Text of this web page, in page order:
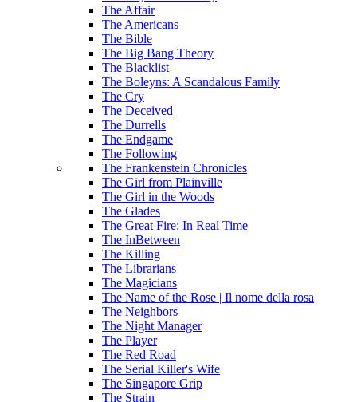
The Affair
The Americans
The Bible
The Big Bang Theory
The Blacklist
The Boleyns: A Scandalous Family
The Cry
The Deceived
The Durrells
The Endgame
The Following
The Frankenstein Chronicles
The Girl from Plainville
The Girl in the Woods
The Glades
The Great Fire: In Real Time
The InBetween
The Killing
The Librarians
The Magicians
The Name of the Rose | Il nome della rosa
The Neighbors
The Night Manager
The Player
The Red Road
The Serial Killer's Wife
The Singapore Grip
The Strain